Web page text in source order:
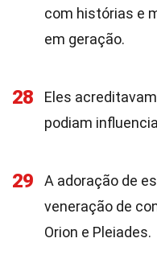
com histórias e
em geração.
28
Eles
podiam
29
A adoração de
veneração de
Orion e Pleiades.